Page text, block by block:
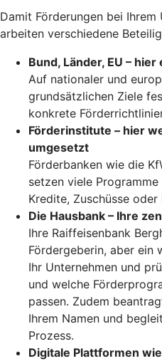
Damit Förderungen bei Ihrem
arbeiten verschiedene
Bund, Länder, EU –
Auf nationaler und
grundsätzlichen Ziele
konkrete
Förderinstitute – hier
umgesetzt
Förderbanken wie die
setzen viele
Kredite, Zuschüsse
Die Hausbank – Ihre
Ihre Raiffeisenbank
Fördergeberin, aber ein
Ihr Unternehmen und
und welche
passen. Zudem
Ihrem Namen und
Prozess.
Digitale Plattformen